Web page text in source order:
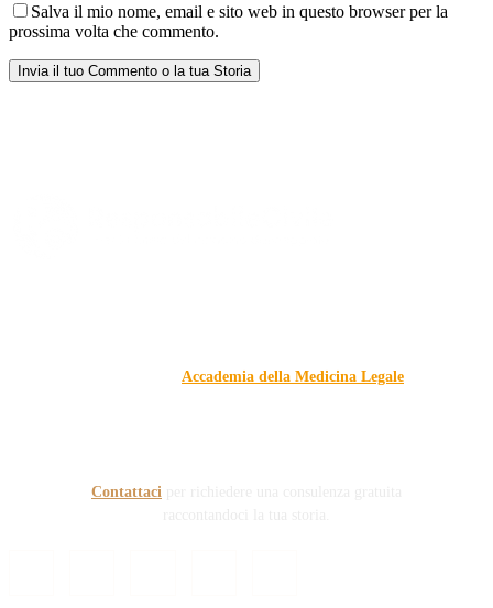
Salva il mio nome, email e sito web in questo browser per la
prossima volta che commento.
Accademia della Medicina Legale
Contattaci